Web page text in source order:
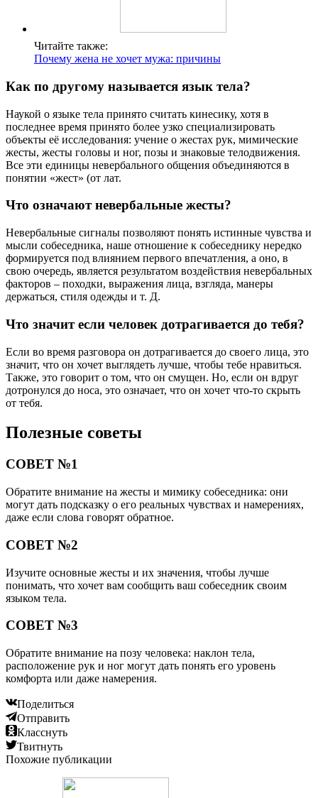
Читайте также:
Почему жена не хочет мужа: причины
Как по другому называется язык тела?
Наукой о языке тела принято считать кинесику, хотя в
последнее время принято более узко специализировать
объекты её исследования: учение о жестах рук, мимические
жесты, жесты головы и ног, позы и знаковые телодвижения.
Все эти единицы невербального общения объединяются в
понятии «жест» (от лат.
Что означают невербальные жесты?
Невербальные сигналы позволяют понять истинные чувства и
мысли собеседника, наше отношение к собеседнику нередко
формируется под влиянием первого впечатления, а оно, в
свою очередь, является результатом воздействия невербальных
факторов – походки, выражения лица, взгляда, манеры
держаться, стиля одежды и т. Д.
Что значит если человек дотрагивается до тебя?
Если во время разговора он дотрагивается до своего лица, это
значит, что он хочет выглядеть лучше, чтобы тебе нравиться.
Также, это говорит о том, что он смущен. Но, если он вдруг
дотронулся до носа, это означает, что он хочет что-то скрыть
от тебя.
Полезные советы
СОВЕТ №1
Обратите внимание на жесты и мимику собеседника: они
могут дать подсказку о его реальных чувствах и намерениях,
даже если слова говорят обратное.
СОВЕТ №2
Изучите основные жесты и их значения, чтобы лучше
понимать, что хочет вам сообщить ваш собеседник своим
языком тела.
СОВЕТ №3
Обратите внимание на позу человека: наклон тела,
расположение рук и ног могут дать понять его уровень
комфорта или даже намерения.
Поделиться
Отправить
Класснуть
Твитнуть
Похожие публикации